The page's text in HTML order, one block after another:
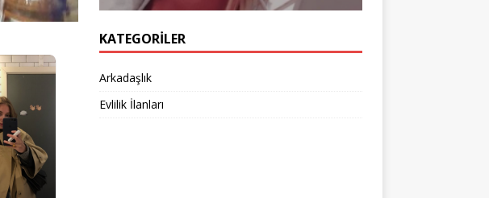
KATEGORILER
Arkadaşlık
Evlilik İlanları